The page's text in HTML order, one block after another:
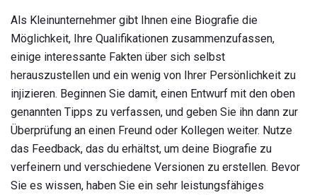
Als Kleinunternehmer gibt Ihnen eine Biografie die
Möglichkeit, Ihre Qualifikationen zusammenzufassen,
einige interessante Fakten über sich selbst
herauszustellen und ein wenig von Ihrer Persönlichkeit zu
injizieren. Beginnen Sie damit, einen Entwurf mit den oben
genannten Tipps zu verfassen, und geben Sie ihn dann zur
Überprüfung an einen Freund oder Kollegen weiter. Nutze
das Feedback, das du erhältst, um deine Biografie zu
verfeinern und verschiedene Versionen zu erstellen. Bevor
Sie es wissen, haben Sie ein sehr leistungsfähiges